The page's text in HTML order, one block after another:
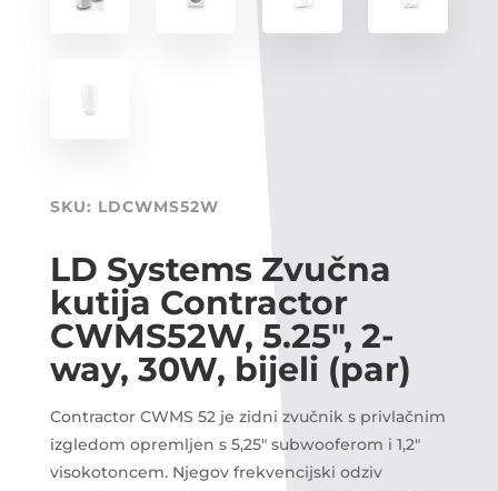
SKU: LDCWMS52W
LD Systems Zvučna
kutija Contractor
CWMS52W, 5.25″, 2-
way, 30W, bijeli (par)
Contractor CWMS 52 je zidni zvučnik s privlačnim
izgledom opremljen s 5,25″ subwooferom i 1,2″
visokotoncem. Njegov frekvencijski odziv